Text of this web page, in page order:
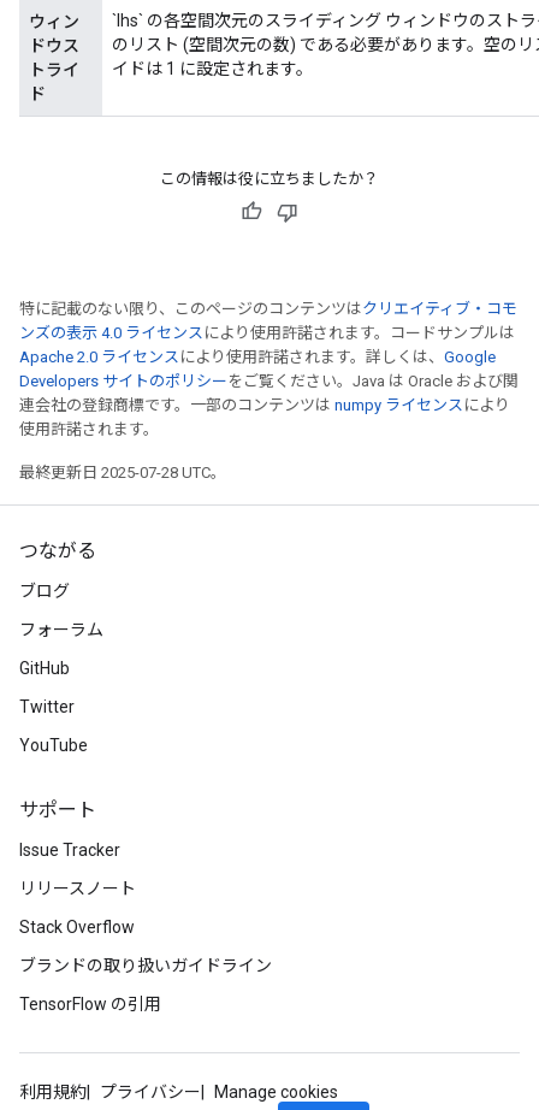
ウィン
ドウス
トライ
ド
`lhs` の各空間次元のスライディング ウィンドウのスト
のリスト (空間次元の数) である必要があります。空の
イドは 1 に設定されます。
この情報は役に立ちましたか？
特に記載のない限り、このページのコンテンツはクリエイティブ・コモ
ンズの表示 4.0 ライセンス により使用許諾されます。コードサンプルは
Apache 2.0 ライセンス により使用許諾されます。詳しくは、 Google
Developers サイトのポリシー をご覧ください。Java は Oracle および関
連会社の登録商標です。一部のコンテンツは numpy ライセンス により
使用許諾されます。
最終更新日 2025-07-28 UTC。
つながる
ブログ
フォーラム
GitHub
Twitter
YouTube
サポート
Issue Tracker
リリースノート
Stack Overflow
ブランドの取り扱いガイドライン
TensorFlow の引用
利用規約 プライバシー
Manage cookies